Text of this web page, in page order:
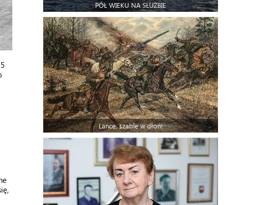
PÓŁ WIEKU NA SŁUŻBIE
Lance, szable w dłoń!